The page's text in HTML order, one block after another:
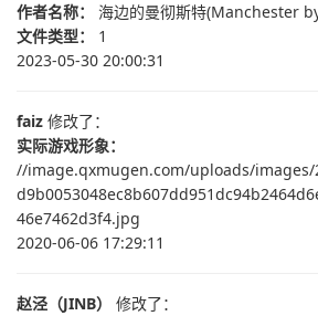
作者名称： 海边的曼彻斯特(Manchester
文件类型： 1
2023-05-30 20:00:31
faiz 修改了：
实际游戏形象：
//image.qxmugen.com/uploads/images/
46e7462d3f4.jpg
2020-06-06 17:29:11
赵泾（JINB）
修改了：